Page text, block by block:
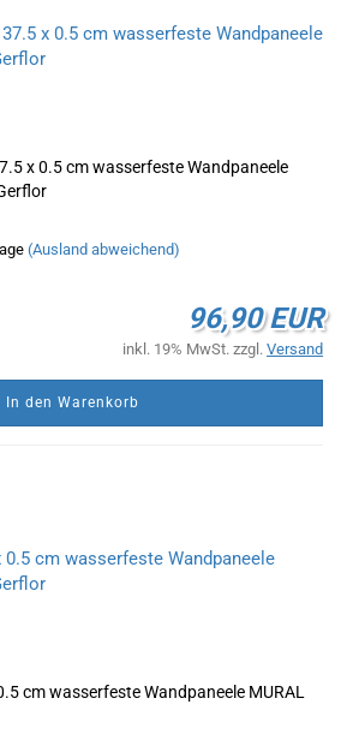
x 0.5 cm wasserfeste Wandpaneele
(Ausland abweichend)
96,90 EUR
inkl. 19% MwSt. zzgl. Versand
In den Warenkorb
cm wasserfeste Wandpaneele MURAL